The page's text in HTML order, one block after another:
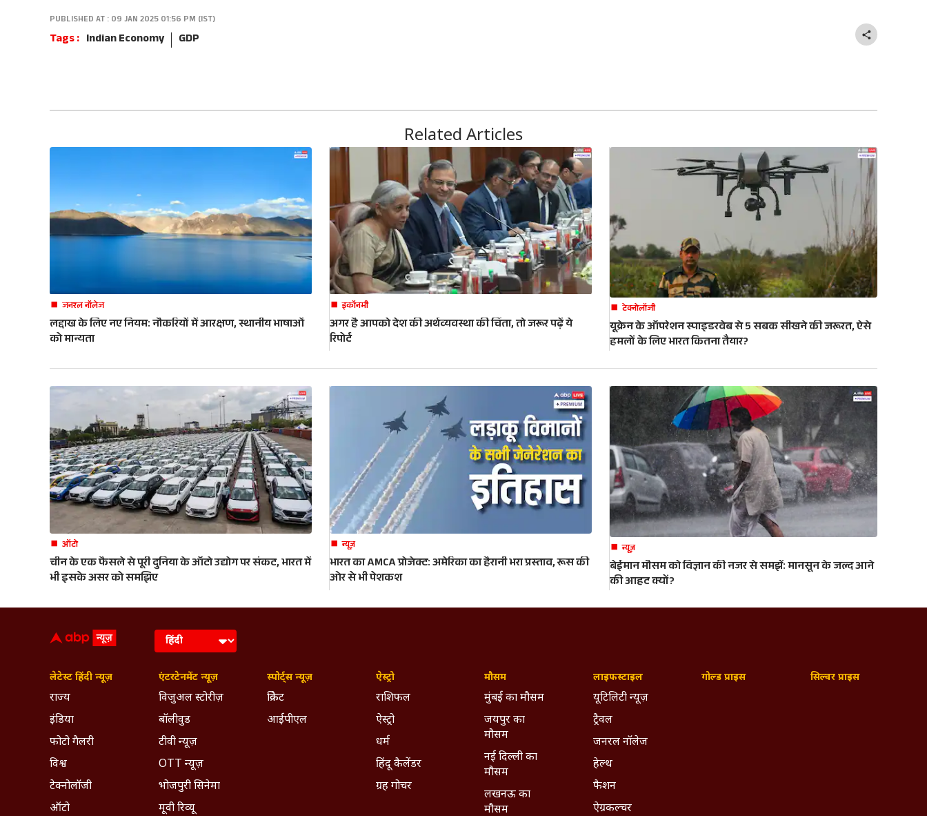
PUBLISHED AT : 09 JAN 2025 01:56 PM (IST)
Tags : Indian Economy GDP
Related Articles
जनरल नॉलेज
लद्दाख के लिए नए नियम: नौकरियों में आरक्षण, स्थानीय भाषाओं
को मान्यता
इकॉनमी
अगर है आपको देश की अर्थव्यवस्था की चिंता, तो जरूर पढ़ें ये
रिपोर्ट
टेक्नोलॉजी
यूक्रेन के ऑपरेशन स्पाइडरवेब से 5 सबक सीखने की जरूरत, ऐसे
हमलों के लिए भारत कितना तैयार?
ऑटो
चीन के एक फैसले से पूरी दुनिया के ऑटो उद्योग पर संकट, भारत में
भी इसके असर को समझिए
न्यूज़
भारत का AMCA प्रोजेक्ट: अमेरिका का हैरानी भरा प्रस्ताव, रूस की
ओर से भी पेशकश
न्यूज़
बेईमान मौसम को विज्ञान की नजर से समझें: मानसून के जल्द आने
की आहट क्यों?
लेटेस्ट हिंदी न्यूज़
राज्य
इंडिया
फोटो गैलरी
विश्व
टेक्नोलॉजी
ऑटो
एंटरटेनमेंट न्यूज़
विजुअल स्टोरीज़
बॉलीवुड
टीवी न्यूज़
OTT न्यूज़
भोजपुरी सिनेमा
मूवी रिव्यू
स्पोर्ट्स न्यूज़
क्रिकेट
आईपीएल
ऐस्ट्रो
राशिफल
ऐस्ट्रो
धर्म
हिंदू कैलेंडर
ग्रह गोचर
मौसम
मुंबई का मौसम
जयपुर का
मौसम
नई दिल्ली का
मौसम
लखनऊ का
मौसम
लाइफस्टाइल
यूटिलिटी न्यूज़
ट्रैवल
जनरल नॉलेज
हेल्थ
फैशन
ऐग्रकल्चर
गोल्ड प्राइस सिल्वर प्राइस